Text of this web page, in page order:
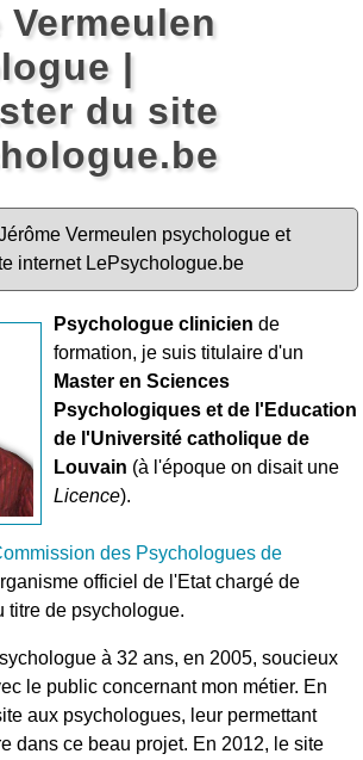
Vermeulen
|
du site
Vermeulen psychologue et
internet LePsychologue.be
Psychologue clinicien de
formation, je suis titulaire d'un
Master en Sciences
Psychologiques et de l'Education
de l'Université catholique de
Louvain (à l'époque on disait une
Licence).
des Psychologues de
officiel de l'Etat chargé de
titre de psychologue.
à 32 ans, en 2005, soucieux
le public concernant mon métier. En
aux psychologues, leur permettant
dans ce beau projet. En 2012, le site